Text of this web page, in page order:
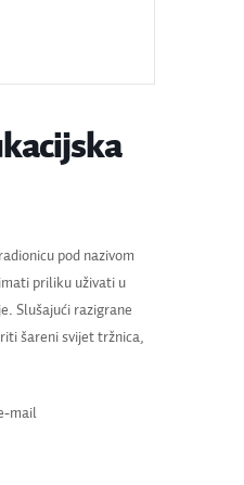
pod nazivom
priliku uživati u
Slušajući razigrane
šareni svijet tržnica,
mail